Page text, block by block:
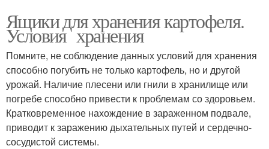
Ящики для хранения картофеля.
Условия хранения
Помните, не соблюдение данных условий для хранения
способно погубить не только картофель, но и другой
урожай. Наличие плесени или гнили в хранилище или
погребе способно привести к проблемам со здоровьем.
Кратковременное нахождение в зараженном подвале,
приводит к заражению дыхательных путей и сердечно-
сосудистой системы.